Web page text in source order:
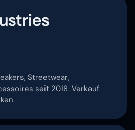
Streetwear,
seit 2018. Verkauf